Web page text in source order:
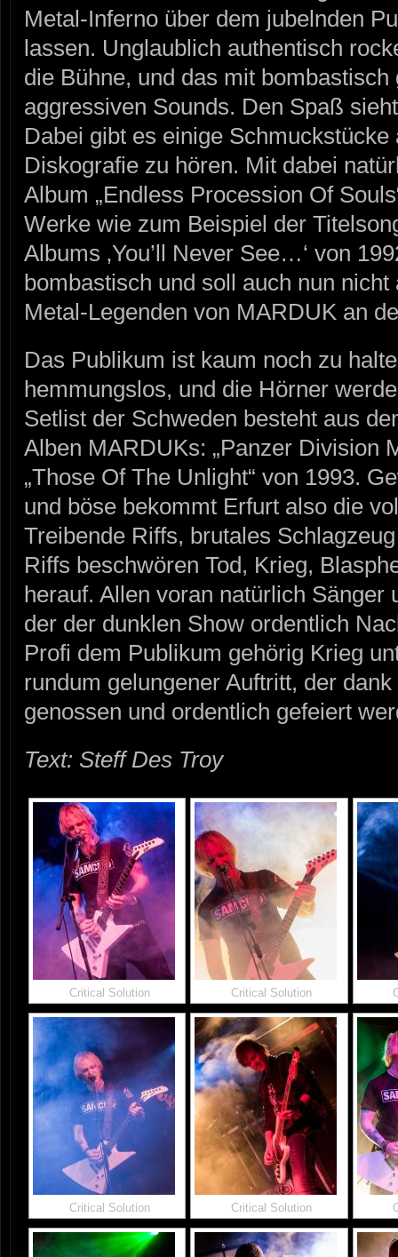
Metal-Inferno über dem jubelnden
lassen. Unglaublich authentisch
die Bühne, und das mit
aggressiven Sounds. Den Spaß
Dabei gibt es einige
Diskografie zu hören. Mit dabei
Album „Endless Procession Of
Werke wie zum Beispiel der
Albums ‚You’ll Never See…‘ von
bombastisch und soll auch nun
Metal-Legenden von MARDUK an
Das Publikum ist kaum noch zu
hemmungslos, und die Hörner
Setlist der Schweden besteht aus
Alben MARDUKs: „Panzer Division
„Those Of The Unlight“ von 1993.
und böse bekommt Erfurt also die
Treibende Riffs, brutales
Riffs beschwören Tod, Krieg,
herauf. Allen voran natürlich Sänger
der der dunklen Show ordentlich
Profi dem Publikum gehörig Krieg
rundum gelungener Auftritt, der
genossen und ordentlich gefeiert
Text: Steff Des Troy
Critical Solution Critical Solution
Critical Solution Critical Solution